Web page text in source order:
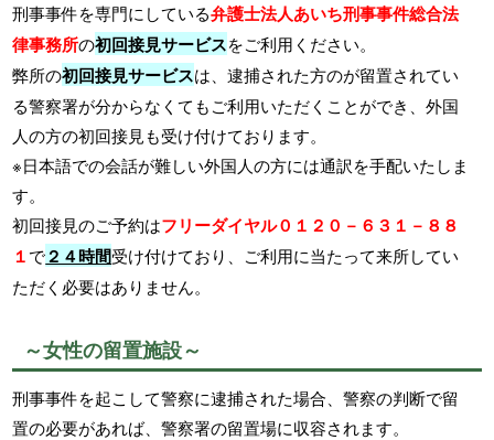
刑事事件を専門にしている弁護士法人あいち刑事事件総合法
律事務所の初回接見サービスをご利用ください。
弊所の初回接見サービスは、逮捕された方のが留置されてい
る警察署が分からなくてもご利用いただくことができ、外国
人の方の初回接見も受け付けております。
※日本語での会話が難しい外国人の方には通訳を手配いたしま
す。
初回接見のご予約はフリーダイヤル０１２０－６３１－８８
１で２４時間受け付けており、ご利用に当たって来所してい
ただく必要はありません。
～女性の留置施設～
刑事事件を起こして警察に逮捕された場合、警察の判断で留
置の必要があれば、警察署の留置場に収容されます。